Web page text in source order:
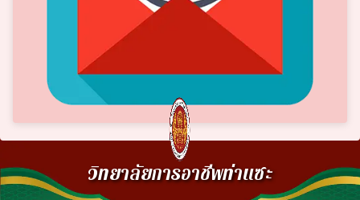
วิทยาลัยการอาชีพท่าแซะ